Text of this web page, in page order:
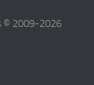
© 2009-2026